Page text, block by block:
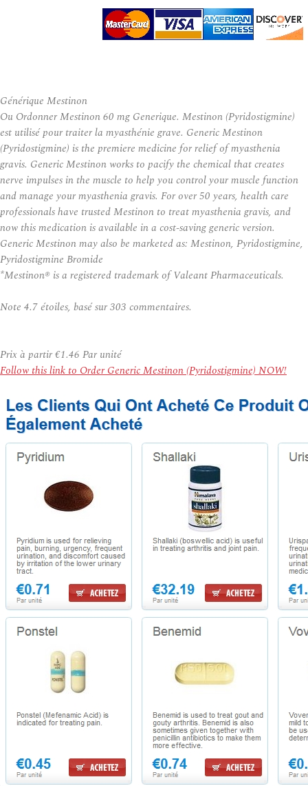
Générique Mestinon
Ou Ordonner Mestinon 60 mg Generique. Mestinon (Pyridostigmine)
est utilisé pour traiter la myasthénie grave. Generic Mestinon
(Pyridostigmine) is the premiere medicine for relief of myasthenia
gravis. Generic Mestinon works to pacify the chemical that creates
nerve impulses in the muscle to help you control your muscle function
and manage your myasthenia gravis. For over 50 years, health care
professionals have trusted Mestinon to treat myasthenia gravis, and
now this medication is available in a cost-saving generic version.
Generic Mestinon may also be marketed as: Mestinon, Pyridostigmine,
Pyridostigmine Bromide
*Mestinon® is a registered trademark of Valeant Pharmaceuticals.
Note 4.7étoiles, basé sur303 commentaires.
Prix à partir€1.46 Par unité
Follow this link to Order Generic Mestinon (Pyridostigmine) NOW!